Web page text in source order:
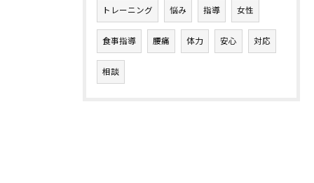
トレーニング 悩み 指導 女性
食事指導 腰痛 体力 安心 対応
相談